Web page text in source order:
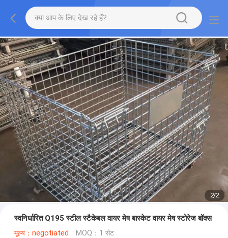
2/2
स्वनिर्धारित Q195 स्टील स्टैकेबल वायर मेष बास्केट वायर मेष स्टोरेज बॉक्स
मूल्य：negotiated MOQ：1 सेट